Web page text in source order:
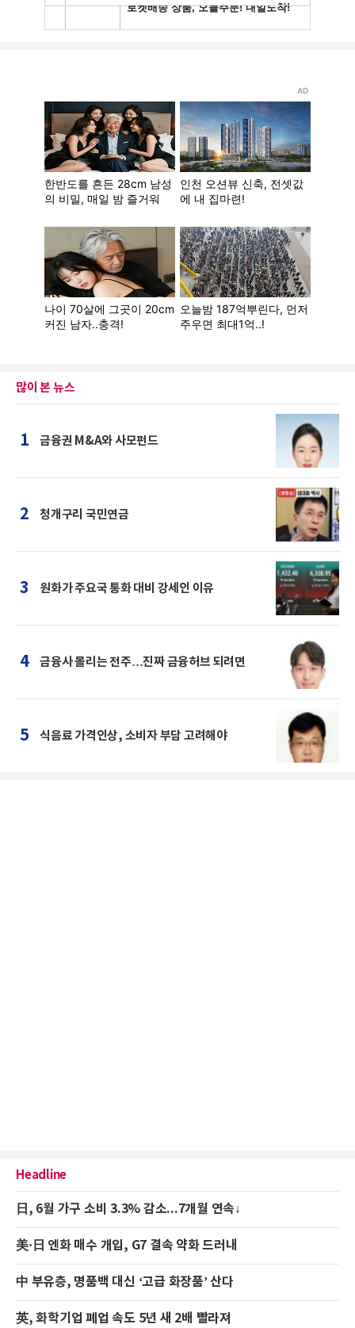
많이 본 뉴스
1 금융권 M&A와 사모펀드
2 청개구리 국민연금
3 원화가 주요국 통화 대비 강세인 이유
4 금융사 몰리는 전주…진짜 금융허브 되려면
5 식음료 가격인상, 소비자 부담 고려해야
Headline
日, 6월 가구 소비 3.3% 감소...7개월 연속↓
美·日 엔화 매수 개입, G7 결속 약화 드러내
中 부유층, 명품백 대신 ‘고급 화장품’ 산다
英, 화학기업 폐업 속도 5년 새 2배 빨라져